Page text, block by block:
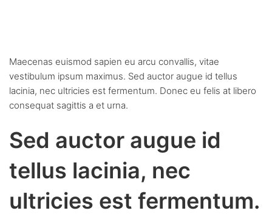
Maecenas euismod sapien eu arcu convallis, vitae
vestibulum ipsum maximus. Sed auctor augue id tellus
lacinia, nec ultricies est fermentum. Donec eu felis at libero
consequat sagittis a et urna.
Sed auctor augue id
tellus lacinia, nec
ultricies est fermentum.